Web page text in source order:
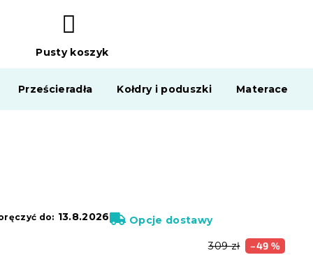
KOSZYK
Pusty koszyk
Prześcieradła Kołdry i poduszki Materace
309 zł –49 %
do: 13.8.2026 Opcje dostawy